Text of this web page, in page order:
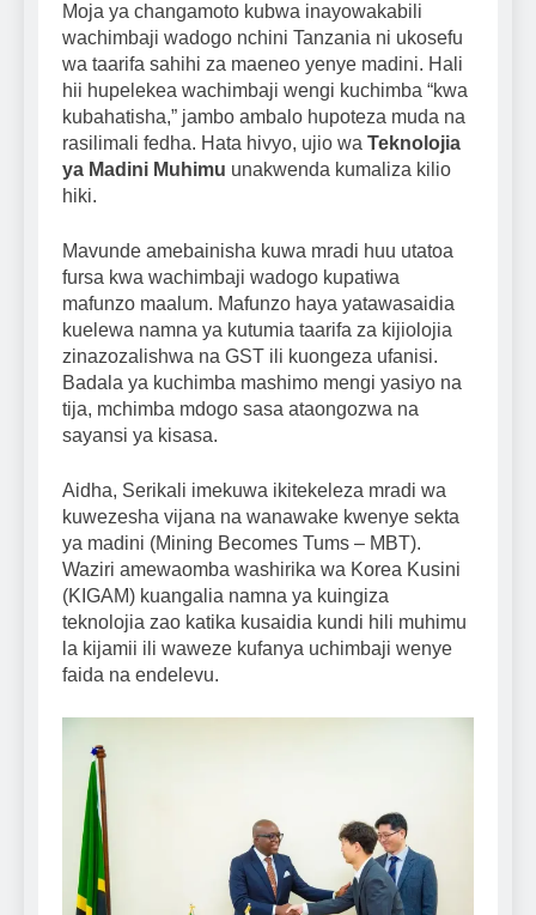
Moja ya changamoto kubwa inayowakabili
wachimbaji wadogo nchini Tanzania ni ukosefu
wa taarifa sahihi za maeneo yenye madini. Hali
hii hupelekea wachimbaji wengi kuchimba “kwa
kubahatisha,” jambo ambalo hupoteza muda na
rasilimali fedha. Hata hivyo, ujio wa Teknolojia
ya Madini Muhimu unakwenda kumaliza kilio
hiki.
Mavunde amebainisha kuwa mradi huu utatoa
fursa kwa wachimbaji wadogo kupatiwa
mafunzo maalum. Mafunzo haya yatawasaidia
kuelewa namna ya kutumia taarifa za kijiolojia
zinazozalishwa na GST ili kuongeza ufanisi.
Badala ya kuchimba mashimo mengi yasiyo na
tija, mchimba mdogo sasa ataongozwa na
sayansi ya kisasa.
Aidha, Serikali imekuwa ikitekeleza mradi wa
kuwezesha vijana na wanawake kwenye sekta
ya madini (Mining Becomes Tums – MBT).
Waziri amewaomba washirika wa Korea Kusini
(KIGAM) kuangalia namna ya kuingiza
teknolojia zao katika kusaidia kundi hili muhimu
la kijamii ili waweze kufanya uchimbaji wenye
faida na endelevu.